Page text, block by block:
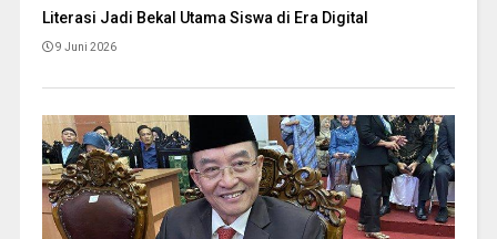
Literasi Jadi Bekal Utama Siswa di Era Digital
9 Juni 2026